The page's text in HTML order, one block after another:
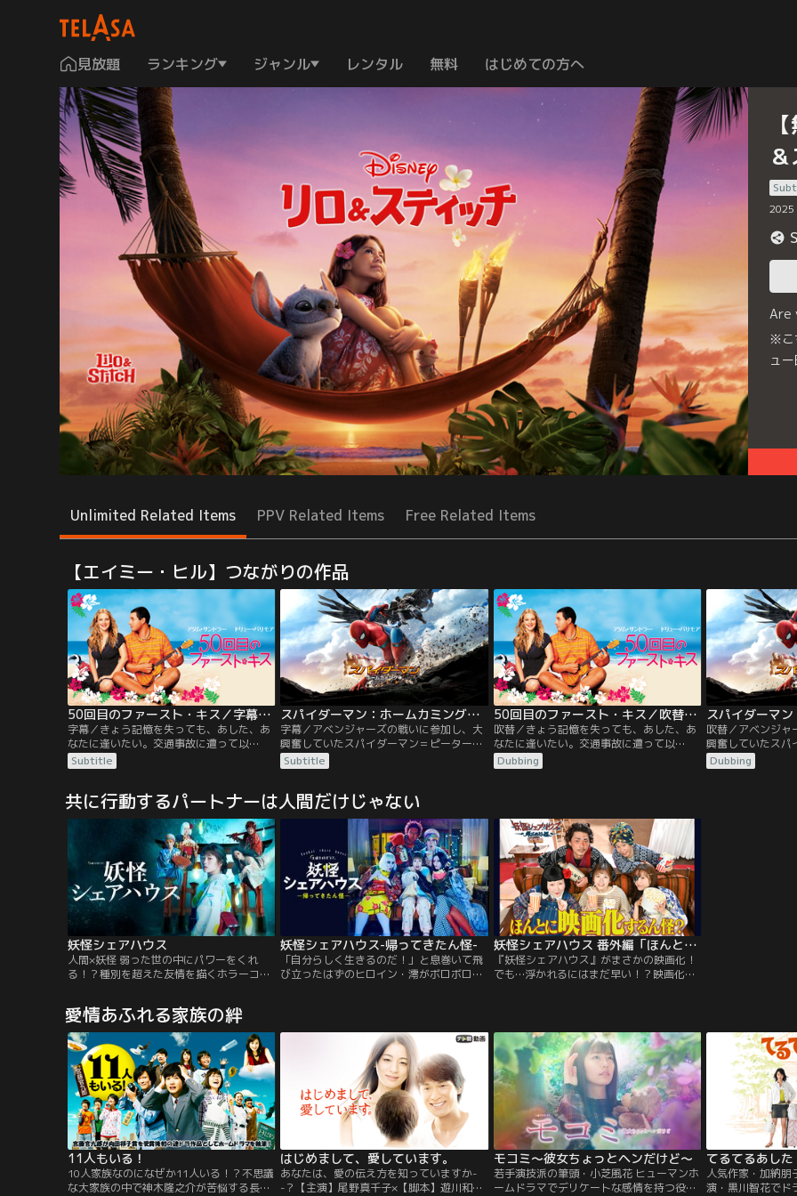
見放題 ランキング ジャンル レンタル 無料 はじめての方へ
2025
Are
※こ
ュ
Unlimited Related Items PPV Related Items Free Related Items
【エイミー・ヒル】つながりの作品
50回目のファースト・キス／字幕【アダム・サンドラー＋ドリュー・バリモア】
字幕／きょう記憶を失っても、あした、あ
なたに逢いたい。交通事故に遭って以
来、“前日のことを全て忘れてしまう”とい
う記憶障害を抱えているルーシー。そんな
目惚れし、毎日あの手この手で愛を告白し
続ける。ルーシーは彼の優しさと愛に触
れ、毎日恋に落ちるのだが…。
Subtitle
スパイダーマン：ホームカミング／字幕【トム・ホランド＋ロバート・ダウニー・Jr】
字幕／アベンジャーズの戦いに参加し、大
興奮していたスパイダーマン＝ピーター・
パーカー。昼間は普通の高校生としてスク
ールライフをエンジョイし、放課後は憧れ
った特製スーツに身を包み、NYの街を救う
べくパトロールの日々。ある日、スターク
に恨みを抱く“バルチャー”が、巨大な翼を
装着しNYを危機に陥れる。
Subtitle
50回目のファースト・キス／吹替【アダム・サンドラー＋ドリュー・バリモア】
吹替／きょう記憶を失っても、あした、あ
なたに逢いたい。交通事故に遭って以
来、“前日のことを全て忘れてしまう”とい
う記憶障害を抱えているルーシー。そんな
れ、毎日恋に落ちるのだが…。
Dubbing
吹替／アベンジャ
興奮していたスパ
パーカー。昼間は
ールライフをエン
Dubbing
共に行動するパートナーは人間だけじゃない
妖怪シェアハウス
人間×妖怪 弱った世の中にパワーをくれ
る！？種別を超えた友情を描くホラーコメ
ず、空気ばかり読んで生きてきた女の子。
やりたいこともなく、とりあえず就職し、
いずれは無難に社内恋愛、結婚、出産と考
えていたのに、恋した相手は、究極のダメ
男。
妖怪シェアハウス-帰ってきたん怪-
「自分らしく生きるのだ！」と息巻いて飛
び立ったはずのヒロイン・澪がボロボロに
妖怪シェアハウス 番外編「ほんとに映画化するん怪？」
『妖怪シェアハウス』がまさかの映画化！
でも…浮かれるにはまだ早い！？映画化を
愛情あふれる家族の絆
11人もいる！
10人家族なのになぜか11人いる！？不思議
な大家族の中で神木隆之介が苦悩する長男
はじめまして、愛しています。
あなたは、愛の伝え方を知っていますか-
-？【主演】尾野真千子×【脚本】遊川和
モコミ～彼女ちょっとヘンだけど～
若手演技派の筆頭・小芝風花 ヒューマンホ
ームドラマでデリケートな感情を持つ役柄
てるてるあした
人気作家・加納朋
演・黒川智花でド